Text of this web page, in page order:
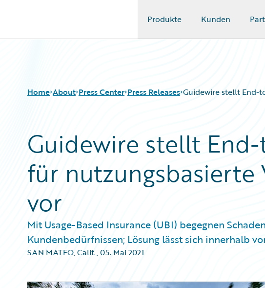
Produkte Kunden
Home About Press Center Press Releases Guidewire stellt End-
Guidewire stellt
für nutzungsbasierte
vor
Mit Usage-Based Insurance (UBI) begegnen
Kundenbedürfnissen; Lösung lässt sich innerhalb
SAN MATEO, Calif.,05. Mai 2021